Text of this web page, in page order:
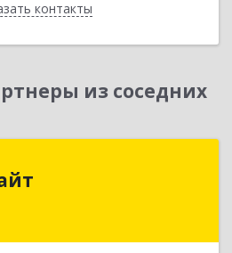
контакты
Назад
из соседних
край, Пятигорск г,